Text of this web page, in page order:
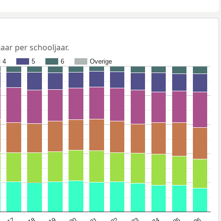
per schooljaar.
4 5 6 Overige